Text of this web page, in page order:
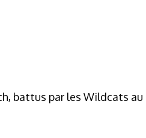
battus par les Wildcats au